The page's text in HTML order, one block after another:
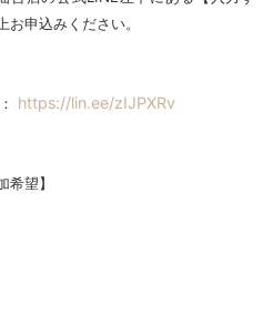
申込みください。
https://lin.ee/zIJPXRv
希望】